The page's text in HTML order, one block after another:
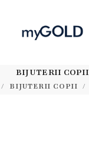
BIJUTERII COPII
BIJUTERII COPII